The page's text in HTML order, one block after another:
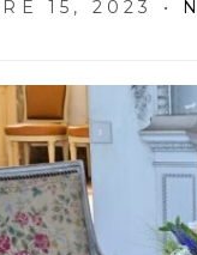
15, 2023 •